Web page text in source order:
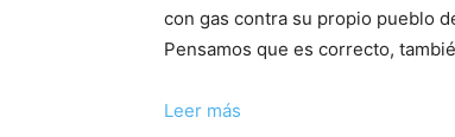
con gas contra su propio pueblo
Pensamos que es correcto,
Leer más